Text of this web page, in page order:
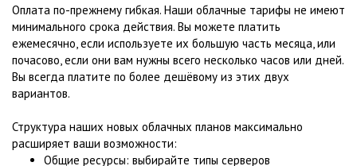
Оплата по-прежнему гибкая. Наши облачные тарифы не имеют
минимального срока действия. Вы можете платить
ежемесячно, если используете их большую часть месяца, или
почасово, если они вам нужны всего несколько часов или дней.
Вы всегда платите по более дешёвому из этих двух
вариантов.
Структура наших новых облачных планов максимально
расширяет ваши возможности:
Общие ресурсы: выбирайте типы серверов